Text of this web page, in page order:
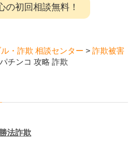
の初回相談無料！
・詐欺 相談センター > 詐欺被害
パチンコ 攻略 詐欺
法詐欺